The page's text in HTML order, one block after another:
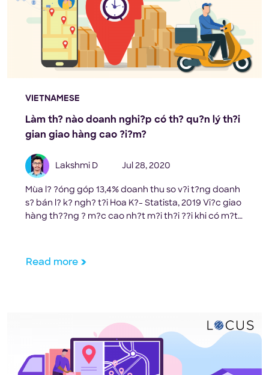
VIETNAMESE
Làm th? nào doanh nghi?p có th? qu?n lý th?i
gian giao hàng cao ?i?m?
Lakshmi D Jul 28, 2020
Mùa l? ?óng góp 13,4% doanh thu so v?i t?ng doanh
s? bán l? k? ngh? t?i Hoa K?- Statista, 2019 Vi?c giao
hàng th??ng ? m?c cao nh?t m?i th?i ??i khi có m?t
Read more